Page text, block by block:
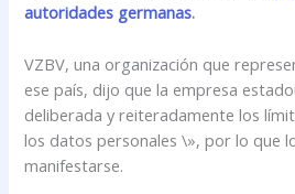
autoridades germanas.
VZBV, una organización que
ese país, dijo que la empresa
deliberada y reiteradamente los
los datos personales \», por lo que
manifestarse.